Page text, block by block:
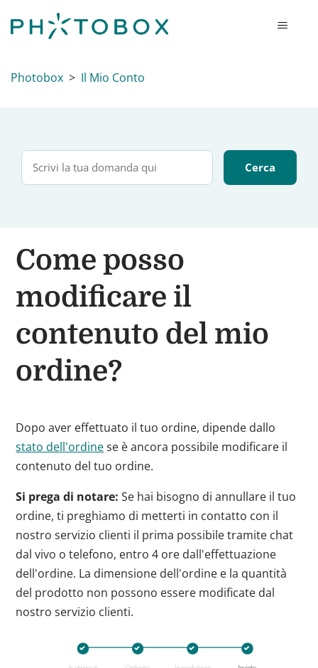
Photobox Il Mio Conto
Come posso
modificare il
contenuto del mio
ordine?
Dopo aver effettuato il tuo ordine, dipende dallo
stato dell'ordinese è ancora possibile modificare il
contenuto del tuo ordine.
Si prega di notare:Se hai bisogno di annullare il tuo
ordine, ti preghiamo di metterti in contatto con il
nostro servizio clienti il prima possibile tramite chat
dal vivo o telefono, entro 4 ore dall'effettuazione
dell'ordine. La dimensione dell'ordine e la quantità
del prodotto non possono essere modificate dal
nostro servizio clienti.